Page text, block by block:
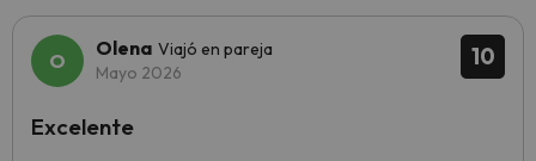
10
Olena Viajó en pareja
Mayo 2026
Excelente